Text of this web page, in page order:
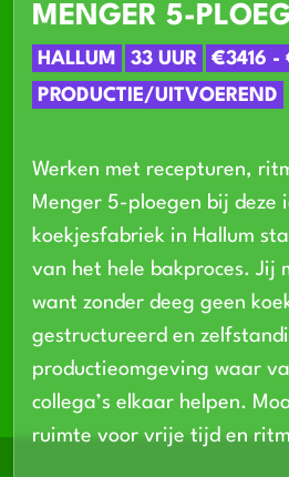
MENGER 5-
HALLUM 33 UUR
€3416 -
PRODUCTIE/UITVOEREND
Werken met recepturen,
Menger 5-ploegen bij deze
koekjesfabriek in Hallum
van het hele bakproces. Jij
want zonder deeg geen
gestructureerd en
productieomgeving waar
collega’s elkaar helpen.
ruimte voor vrije tijd en